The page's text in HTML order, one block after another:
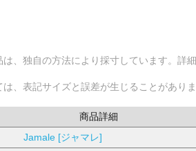
、独自の方法により採寸しています。詳
、表記サイズと誤差が生じることがありま
商品詳細
Jamale [ジャマレ]